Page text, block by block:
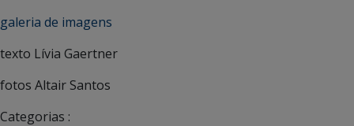
galeria de imagens
texto Lívia Gaertner
fotos Altair Santos
Categorias :